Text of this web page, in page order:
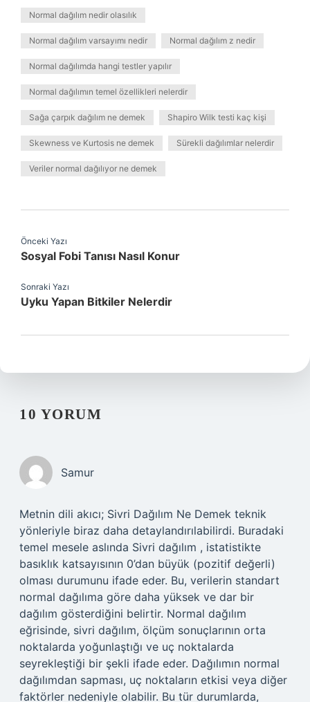
Normal dağılım nedir olasılık
Normal dağılım varsayımı nedir Normal dağılım z nedir
Normal dağılımda hangi testler yapılır
Normal dağılımın temel özellikleri nelerdir
Sağa çarpık dağılım ne demek Shapiro Wilk testi kaç kişi
Skewness ve Kurtosis ne demek Sürekli dağılımlar nelerdir
Veriler normal dağılıyor ne demek
Önceki Yazı
Sosyal Fobi Tanısı Nasıl Konur
Sonraki Yazı
Uyku Yapan Bitkiler Nelerdir
10 YORUM
Samur
Metnin dili akıcı; Sivri Dağılım Ne Demek teknik
yönleriyle biraz daha detaylandırılabilirdi. Buradaki
temel mesele aslında Sivri dağılım , istatistikte
basıklık katsayısının 0’dan büyük (pozitif değerli)
olması durumunu ifade eder. Bu, verilerin standart
normal dağılıma göre daha yüksek ve dar bir
dağılım gösterdiğini belirtir. Normal dağılım
eğrisinde, sivri dağılım, ölçüm sonuçlarının orta
noktalarda yoğunlaştığı ve uç noktalarda
seyrekleştiği bir şekli ifade eder. Dağılımın normal
dağılımdan sapması, uç noktaların etkisi veya diğer
faktörler nedeniyle olabilir. Bu tür durumlarda,